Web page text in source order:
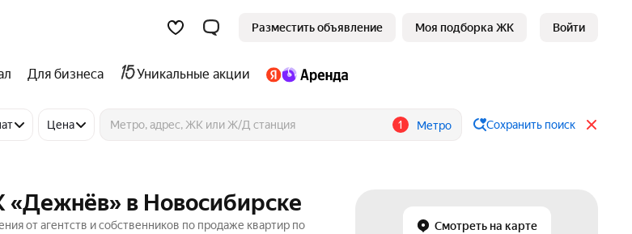
Разместить объявление Моя подборка ЖК Войти
Для бизнеса Уникальные акции
Цена 1 Метро Сохранить поиск
Смотреть на карте
в Новосибирске
от агентств и собственников по продаже квартир по